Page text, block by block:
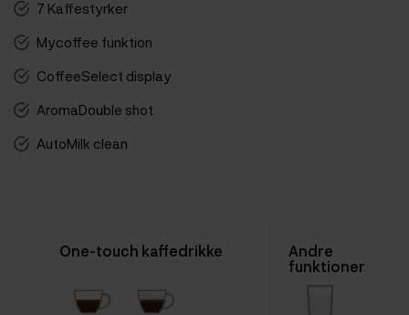
7 Kaffestyrker
Mycoffee funktion
CoffeeSelect display
AromaDouble shot
AutoMilk clean
One-touch kaffedrikke
Andre
funktioner